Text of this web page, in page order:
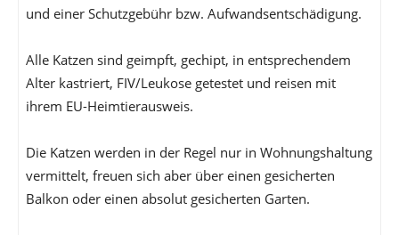
und einer Schutzgebühr bzw. Aufwandsentschädigung.
Alle Katzen sind geimpft, gechipt, in entsprechendem
Alter kastriert, FIV/Leukose getestet und reisen mit
ihrem EU-Heimtierausweis.
Die Katzen werden in der Regel nur in Wohnungshaltung
vermittelt, freuen sich aber über einen gesicherten
Balkon oder einen absolut gesicherten Garten.